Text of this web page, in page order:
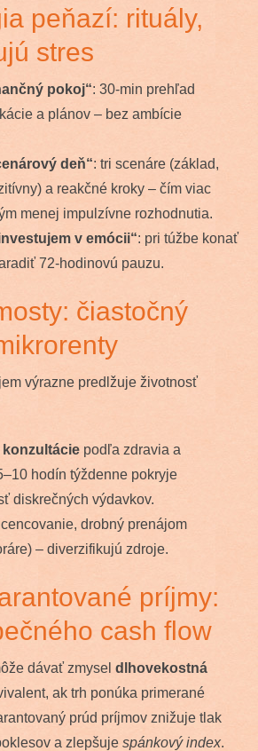
peňazí: rituály,
stres
pokoj“: 30-min prehľad
a plánov – bez ambície
deň“: tri scenáre (základ,
a reakčné kroky – čím viac
menej impulzívne rozhodnutia.
v emócii“: pri túžbe konať
72-hodinovú pauzu.
čiastočný
výrazne predlžuje životnosť
konzultácie podľa zdravia a
hodín týždenne pokryje
diskrečných výdavkov.
drobný prenájom
– diverzifikujú zdroje.
príjmy:
cash flow
dávať zmysel dlhovekostná
ak trh ponúka primerané
prúd príjmov znižuje tlak
a zlepšuje spánkový index.